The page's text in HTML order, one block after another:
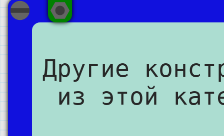
Другие
из этой